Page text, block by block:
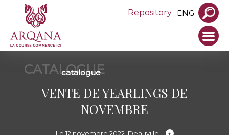
Repository ENG
CATALOGUE
catalogue
VENTE DE YEARLINGS DE
NOVEMBRE